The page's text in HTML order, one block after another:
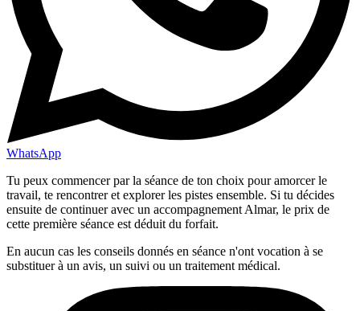
WhatsApp
Tu peux commencer par la séance de ton choix pour amorcer le
travail, te rencontrer et explorer les pistes ensemble. Si tu décides
ensuite de continuer avec un accompagnement Almar, le prix de
cette première séance est déduit du forfait.
En aucun cas les conseils donnés en séance n'ont vocation à se
substituer à un avis, un suivi ou un traitement médical.